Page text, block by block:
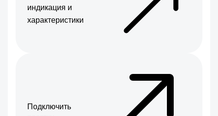
индикация и
характеристики
Подключить